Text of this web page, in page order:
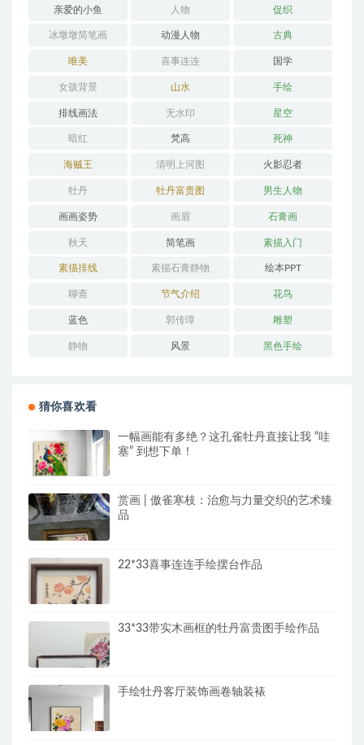
亲爱的小鱼 人物 促织
冰墩墩简笔画 动漫人物 古典
唯美 喜事连连 国学
女孩背景 山水 手绘
排线画法 无水印 星空
暗红 梵高 死神
海贼王 清明上河图 火影忍者
牡丹 牡丹富贵图 男生人物
画画姿势 画眉 石膏画
秋天 简笔画 素描入门
素描排线 素描石膏静物 绘本PPT
聊斋 节气介绍 花鸟
蓝色 郭传璋 雕塑
静物 风景 黑色手绘
猜你喜欢看
一幅画能有多绝？这孔雀牡丹直接让我 “哇
塞” 到想下单！
赏画 | 傲雀寒枝：治愈与力量交织的艺术臻
品
22*33喜事连连手绘摆台作品
33*33带实木画框的牡丹富贵图手绘作品
手绘牡丹客厅装饰画卷轴装裱